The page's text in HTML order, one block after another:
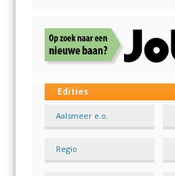
Edities
Aalsmeer e.o.
Regio